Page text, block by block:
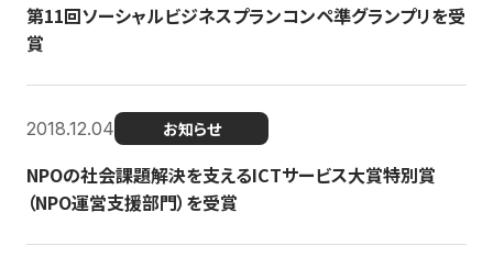
第11回ソーシャルビジネスプランコンペ準グランプリを受
賞
2018.12.04 お知らせ
NPOの社会課題解決を支えるICTサービス大賞特別賞
（NPO運営支援部門）を受賞